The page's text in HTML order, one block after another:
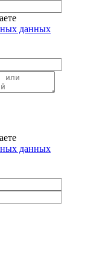
данных
данных